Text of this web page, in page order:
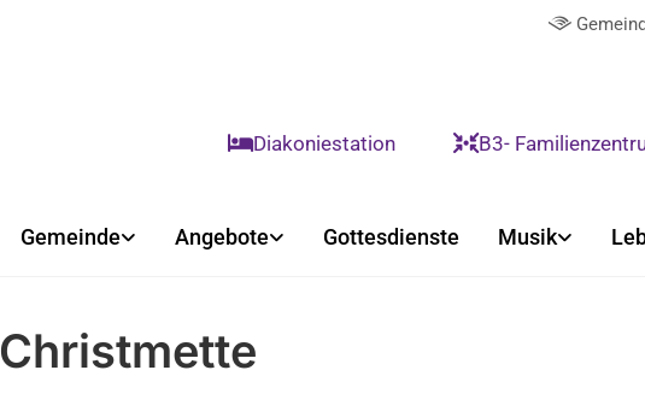

Diakoniestation B3-
Gemeinde Angebote Gottesdienste Musik
Christmette